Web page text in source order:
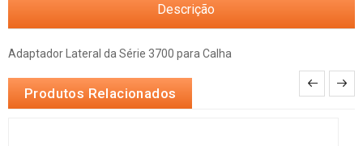
Descrição
Adaptador Lateral da Série 3700 para Calha
Produtos Relacionados